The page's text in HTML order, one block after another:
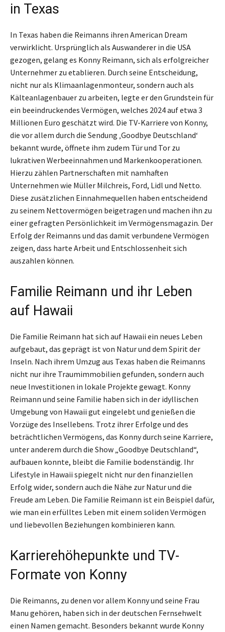
in Texas
In Texas haben die Reimanns ihren American Dream
verwirklicht. Ursprünglich als Auswanderer in die USA
gezogen, gelang es Konny Reimann, sich als erfolgreicher
Unternehmer zu etablieren. Durch seine Entscheidung,
nicht nur als Klimaanlagenmonteur, sondern auch als
Kälteanlagenbauer zu arbeiten, legte er den Grundstein für
ein beeindruckendes Vermögen, welches 2024 auf etwa 3
Millionen Euro geschätzt wird. Die TV-Karriere von Konny,
die vor allem durch die Sendung ‚Goodbye Deutschland‘
bekannt wurde, öffnete ihm zudem Tür und Tor zu
lukrativen Werbeeinnahmen und Markenkooperationen.
Hierzu zählen Partnerschaften mit namhaften
Unternehmen wie Müller Milchreis, Ford, Lidl und Netto.
Diese zusätzlichen Einnahmequellen haben entscheidend
zu seinem Nettovermögen beigetragen und machen ihn zu
einer gefragten Persönlichkeit im Vermögensmagazin. Der
Erfolg der Reimanns und das damit verbundene Vermögen
zeigen, dass harte Arbeit und Entschlossenheit sich
auszahlen können.
Familie Reimann und ihr Leben
auf Hawaii
Die Familie Reimann hat sich auf Hawaii ein neues Leben
aufgebaut, das geprägt ist von Natur und dem Spirit der
Inseln. Nach ihrem Umzug aus Texas haben die Reimanns
nicht nur ihre Traumimmobilien gefunden, sondern auch
neue Investitionen in lokale Projekte gewagt. Konny
Reimann und seine Familie haben sich in der idyllischen
Umgebung von Hawaii gut eingelebt und genießen die
Vorzüge des Insellebens. Trotz ihrer Erfolge und des
beträchtlichen Vermögens, das Konny durch seine Karriere,
unter anderem durch die Show „Goodbye Deutschland“,
aufbauen konnte, bleibt die Familie bodenständig. Ihr
Lifestyle in Hawaii spiegelt nicht nur den finanziellen
Erfolg wider, sondern auch die Nähe zur Natur und die
Freude am Leben. Die Familie Reimann ist ein Beispiel dafür,
wie man ein erfülltes Leben mit einem soliden Vermögen
und liebevollen Beziehungen kombinieren kann.
Karrierehöhepunkte und TV-
Formate von Konny
Die Reimanns, zu denen vor allem Konny und seine Frau
Manu gehören, haben sich in der deutschen Fernsehwelt
einen Namen gemacht. Besonders bekannt wurde Konny